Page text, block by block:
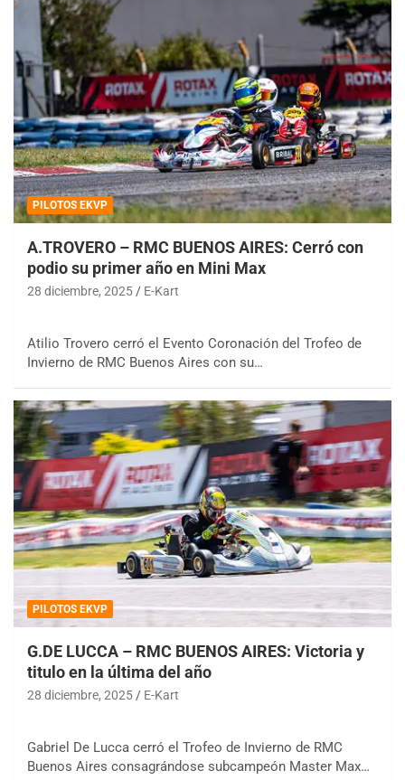
PILOTOS EKVP
A.TROVERO – RMC BUENOS AIRES: Cerró con
podio su primer año en Mini Max
28 diciembre, 2025 E-Kart
Atilio Trovero cerró el Evento Coronación del Trofeo de
Invierno de RMC Buenos Aires con su…
PILOTOS EKVP
G.DE LUCCA – RMC BUENOS AIRES: Victoria y
titulo en la última del año
28 diciembre, 2025 E-Kart
Gabriel De Lucca cerró el Trofeo de Invierno de RMC
Buenos Aires consagrándose subcampeón Master Max…